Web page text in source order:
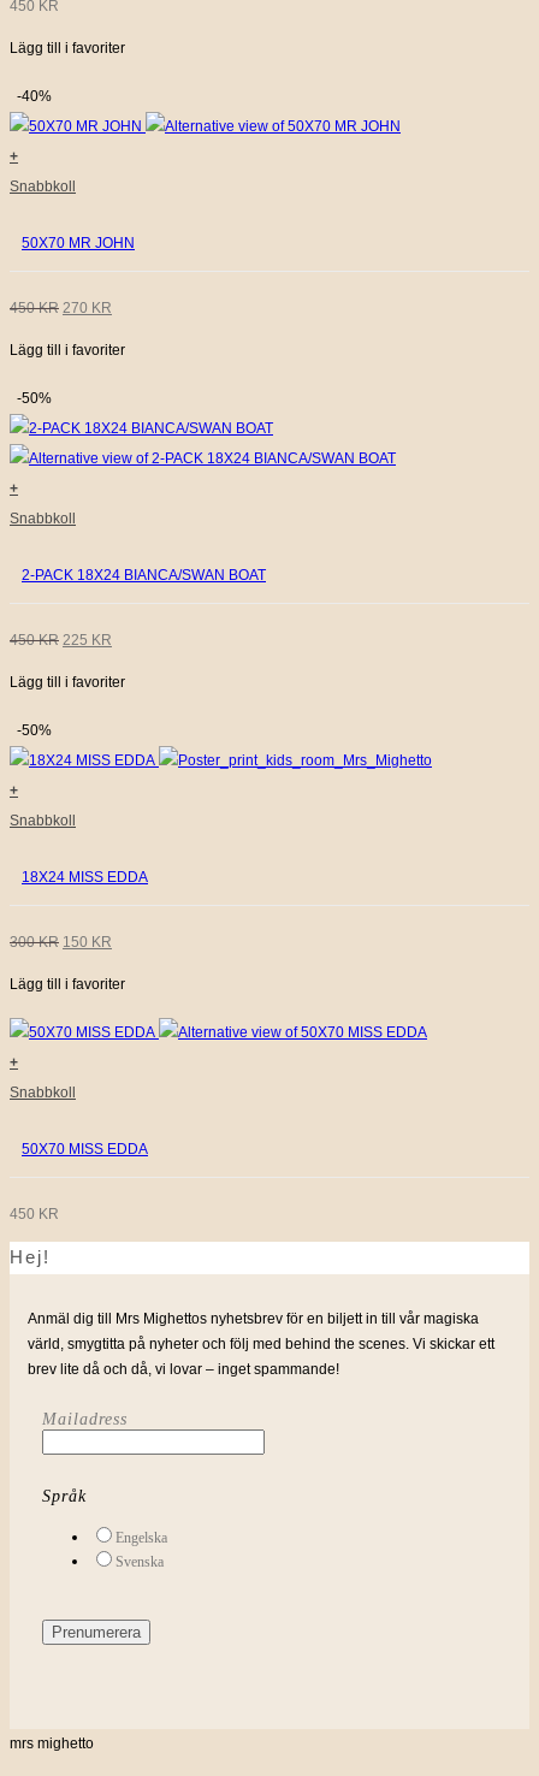
450 KR
Lägg till i favoriter
-40%
+
Snabbkoll
50X70 MR JOHN
450KR DET
URSPRUNGLIGA
VAR:
270 KR
NUVARANDE
ÄR:
Lägg till i favoriter
-50%
+
Snabbkoll
2-PACK 18X24 BIANCA/SWAN BOAT
450KR DET
URSPRUNGLIGA
VAR:
450 KR.
225 KR
NUVARANDE
ÄR:
Lägg till i favoriter
-50%
+
Snabbkoll
18X24 MISS EDDA
300KR DET
URSPRUNGLIGA
PRISET
150 KR
NUVARANDE
PRISET
Lägg till i favoriter
+
Snabbkoll
50X70 MISS EDDA
450 KR
Hej!
Anmäl dig till Mrs Mighettos nyhetsbrev för en biljett in till vår magiska
värld, smygtitta på nyheter och följ med behind the scenes. Vi skickar ett
brev lite då och då, vi lovar – inget spammande!
Mailadress
Språk
Engelska
Svenska
mrs mighetto